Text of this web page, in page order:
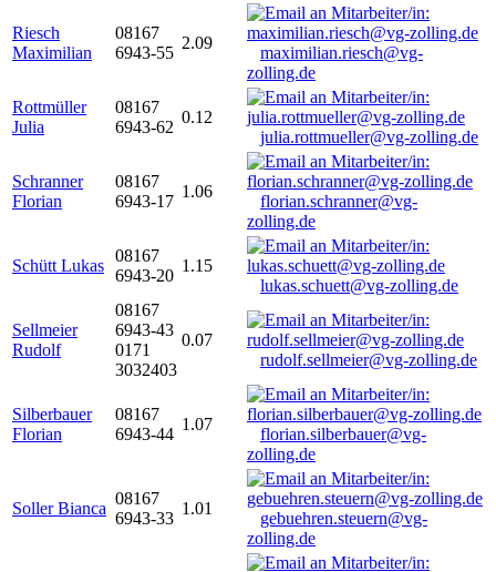
Riesch
Maximilian
08167
6943-55
2.09
maximilian.riesch@vg-
zolling.de
Rottmüller
Julia
08167
6943-62
0.12
julia.rottmueller@vg-zolling.de
Schranner
Florian
08167
6943-17
1.06
florian.schranner@vg-
zolling.de
Schütt Lukas
08167
6943-20
1.15
lukas.schuett@vg-zolling.de
Sellmeier
Rudolf
08167
6943-43
0171
3032403
0.07
rudolf.sellmeier@vg-zolling.de
Silberbauer
Florian
08167
6943-44
1.07
florian.silberbauer@vg-
zolling.de
Soller Bianca
08167
6943-33
1.01
gebuehren.steuern@vg-
zolling.de